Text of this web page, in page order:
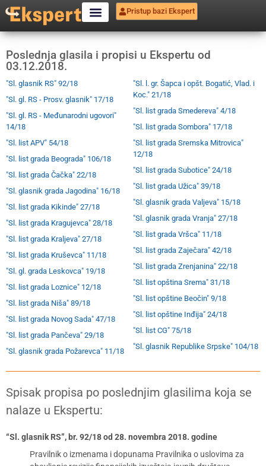
Pristup bazi Ekspert
Poslednja glasila i propisi u Ekspertu od
03.12.2018.
"Sl. glasnik RS" 92/18
"Sl. gl. RS - Prosv. glasnik" 17/18
"Sl. gl. RS - Međunarodni ugovori"
14/18
"Sl. list APV" 54/18
"Sl. list grada Beograda" 106/18
"Sl. list grada Čačka" 22/18
"Sl. glasnik grada Jagodina" 16/18
"Sl. list grada Kikinde" 27/18
"Sl. list grada Kragujevca" 28/18
"Sl. list grada Kraljeva" 27/18
"Sl. list grada Kruševca" 11/18
"Sl. gl. grada Leskovca" 19/18
"Sl. list grada Loznice" 12/18
"Sl. list grada Niša" 89/18
"Sl. list grada Novog Sada" 47/18
"Sl. list grada Pančeva" 29/18
"Sl. glasnik grada Požarevca" 11/18
"Sl. l. gr. Šapca i opšt. Bogatić, Vlad. i
Koc." 21/18
"Sl. list grada Smedereva" 4/18
"Sl. list grada Sombora" 17/18
"Sl. list grada Sremska Mitrovica"
12/18
"Sl. list grada Subotice" 24/18
"Sl. list grada Užica" 39/18
"Sl. glasnik grada Valjeva" 15/18
"Sl. glasnik grada Vranja" 27/18
"Sl. list grada Vršca" 11/18
"Sl. list grada Zaječara" 42/18
"Sl. list grada Zrenjanina" 22/18
"Sl. list opština Srema" 31/18
"Sl. list opštine Beočin" 9/18
"Sl. list opštine Inđija" 24/18
"Sl. list CG" 75/18
"Sl. glasnik Republike Srpske" 104/18
Spisak propisa po poslednjim glasilima koja se
nalaze u Ekspertu:
“Sl. glasnik RS”, br. 92/18 od 28. novembra 2018. godine
Pravilnik o izmenama i dopunama Pravilnika o uslovima za